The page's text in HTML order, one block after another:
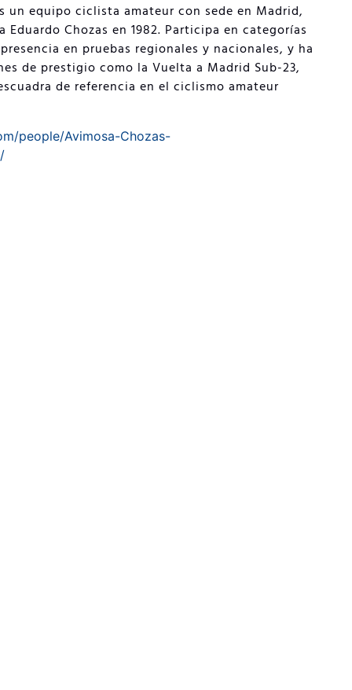
un equipo ciclista amateur con sede en Madrid,
Chozas en 1982. Participa en categorías
en pruebas regionales y nacionales, y ha
de prestigio como la Vuelta a Madrid Sub-23,
de referencia en el ciclismo amateur
people/Avimosa-Chozas-